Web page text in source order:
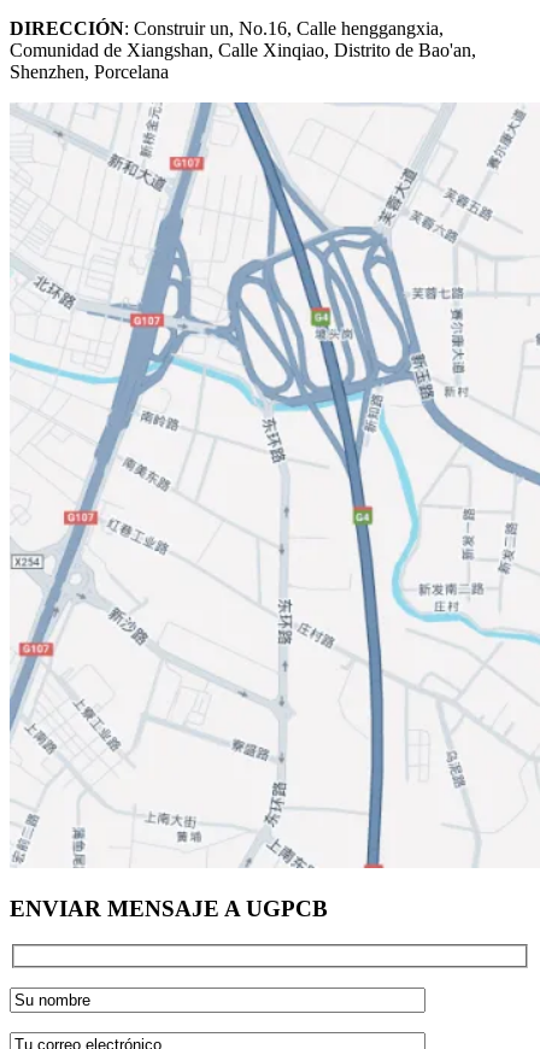
DIRECCIÓN: Construir un, No.16, Calle henggangxia,
Comunidad de Xiangshan, Calle Xinqiao, Distrito de Bao'an,
Shenzhen, Porcelana
ENVIAR MENSAJE A UGPCB